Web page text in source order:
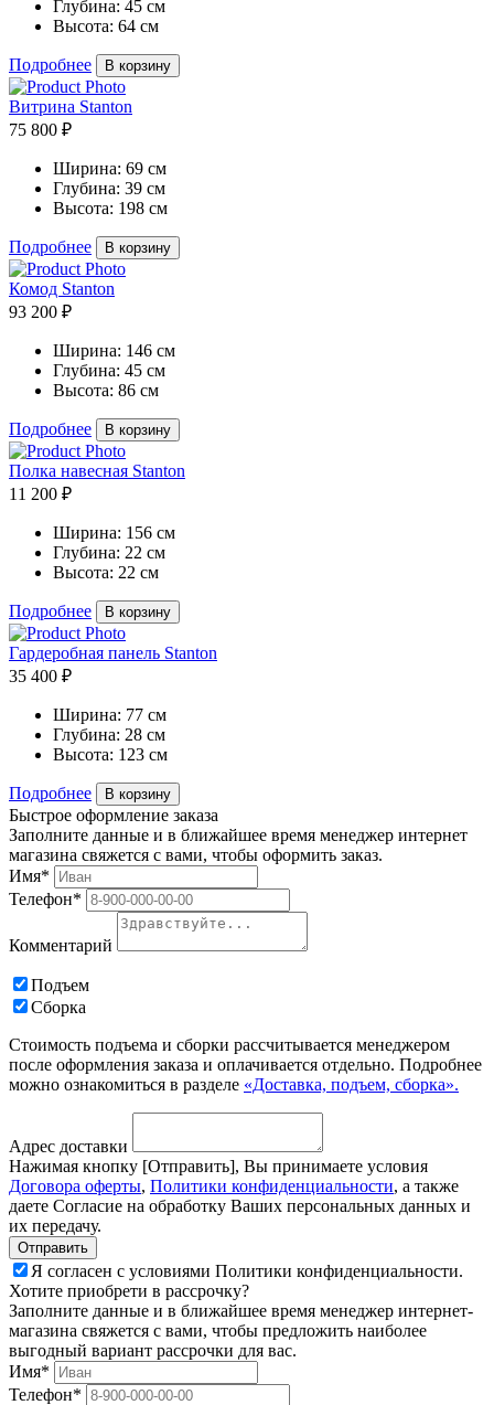
Глубина: 45 см
Высота: 64 см
Подробнее В корзину
Витрина Stanton
75 800 ₽
Ширина: 69 см
Глубина: 39 см
Высота: 198 см
Подробнее В корзину
Комод Stanton
93 200 ₽
Ширина: 146 см
Глубина: 45 см
Высота: 86 см
Подробнее В корзину
Полка навесная Stanton
11 200 ₽
Ширина: 156 см
Глубина: 22 см
Высота: 22 см
Подробнее В корзину
Гардеробная панель Stanton
35 400 ₽
Ширина: 77 см
Глубина: 28 см
Высота: 123 см
Подробнее В корзину
Быстрое оформление заказа
Заполните данные и в ближайшее время менеджер интернет
магазина свяжется с вами, чтобы оформить заказ.
Имя*
Телефон*
Комментарий
Подъем
Сборка
Стоимость подъема и сборки рассчитывается менеджером
после оформления заказа и оплачивается отдельно. Подробнее
можно ознакомиться в разделе «Доставка, подъем, сборка».
Адрес доставки
Нажимая кнопку [Отправить], Вы принимаете условия
Договора оферты, Политики конфиденциальности, а также
даете Согласие на обработку Ваших персональных данных и
их передачу.
Я согласен с условиями Политики конфиденциальности.
Хотите приобрети в рассрочку?
Заполните данные и в ближайшее время менеджер интернет-
магазина свяжется с вами, чтобы предложить наиболее
выгодный вариант рассрочки для вас.
Имя*
Телефон*